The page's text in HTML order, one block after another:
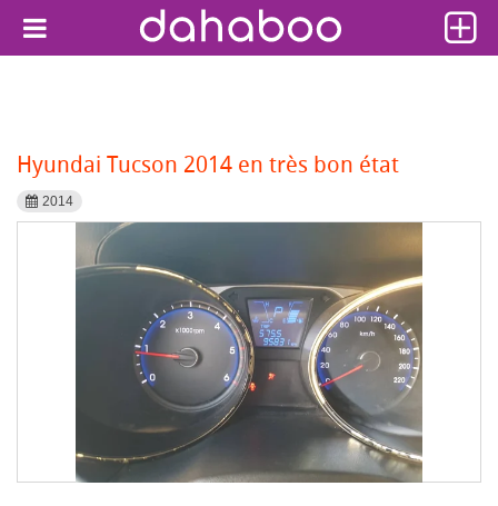
Hyundai Tucson 2014 en très bon état
2014